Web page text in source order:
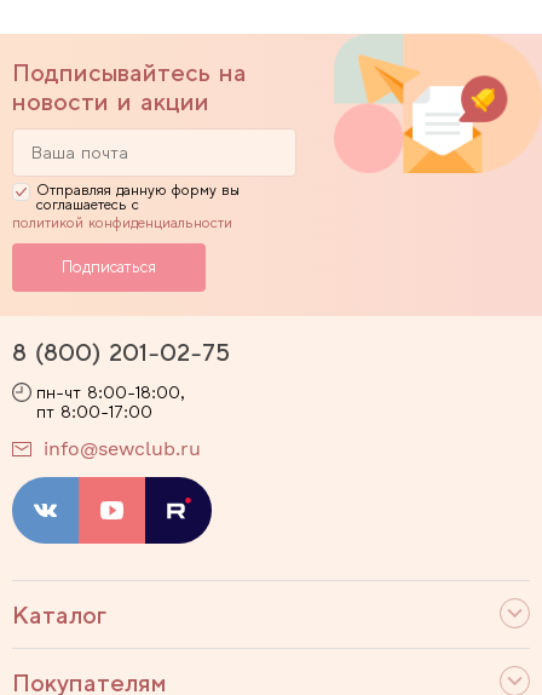
Подписывайтесь на
новости и акции
Отправляя данную форму вы
соглашаетесь с
политикой конфиденциальности
Каталог
Покупателям
8 (800) 201-02-75
пн-чт 8:00-18:00,
пт 8:00-17:00
info@sewclub.ru